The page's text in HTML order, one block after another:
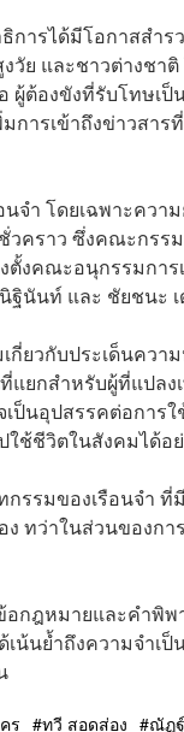
การได้มีโอกาสสำ
ย และชาวต่างชา
ต้องขังที่รับโทษเ
การเข้าถึงข่าวสา
ำ โดยเฉพาะควา
วคราว ซึ่งคณะกร
งคณะอนุกรรมการ
นันท์ และ ชัยชนะ เ
ยวกับประเด็นควา
ยกสำหรับผู้ที่แปลง
ป็นอุปสรรคต่อการ
ใช้ชีวิตในสังคมได้อ
มของเรือนจำ ที่มี
ทว่าในส่วนของก
กฎหมายและคำพิ
น้นย้ำถึงความจำเ
ร ทวี สอดส่อง ณัฏ